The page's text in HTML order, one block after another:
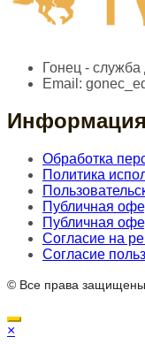
Гонец -
Email:
Информация
Обработка
Политика
Публичная
Публичная
Согласие на
Согласие
© Все права защищены
×